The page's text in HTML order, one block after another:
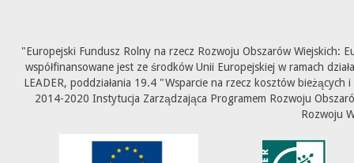
"Europejski Fundusz Rolny na rzecz Rozwoju Obszarów Wiejskich:
współfinansowane jest ze środków Unii Europejskiej w ramach
LEADER, poddziałania 19.4 "Wsparcie na rzecz kosztów
2014-2020 Instytucja Zarządzająca Programem Rozwoju
Rozwoju